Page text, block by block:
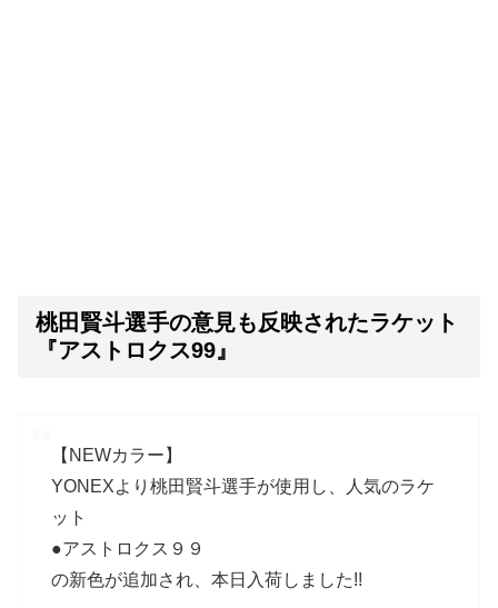
桃田賢斗選手の意見も反映されたラケット
『アストロクス99』
【NEWカラー】
YONEXより桃田賢斗選手が使用し、人気のラケ
ット
●アストロクス９９
の新色が追加され、本日入荷しました!!